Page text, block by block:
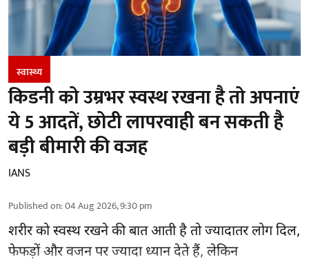
स्वास्थ्य
किडनी को उम्रभर स्वस्थ रखना है तो अपनाएं
ये 5 आदतें, छोटी लापरवाही बन सकती है
बड़ी बीमारी की वजह
IANS
Published on:04 Aug 2026, 9:30 pm
शरीर को स्वस्थ रखने की बात आती है तो ज्यादातर लोग दिल,
फेफड़ों और वजन पर ज्यादा ध्यान देते हैं, लेकिन